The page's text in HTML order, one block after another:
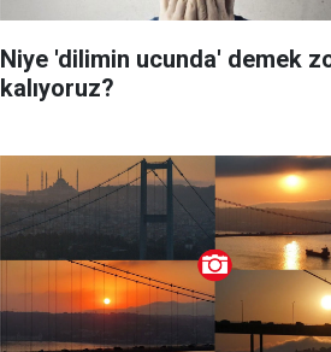
Niye 'dilimin ucunda' demek
kalıyoruz?